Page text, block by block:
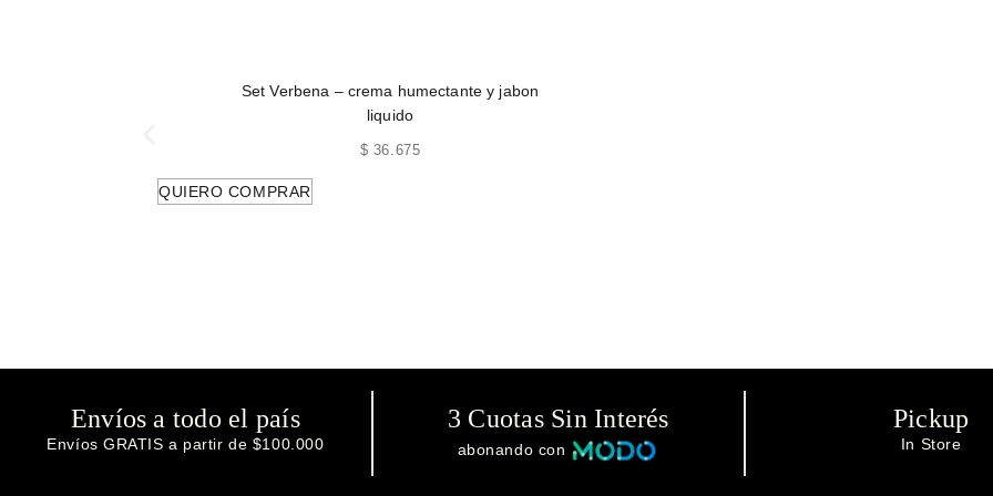
Set Verbena – crema humectante y jabon
liquido
$ 36.675
QUIERO COMPRAR
Envíos a todo el país
Envíos GRATIS a partir de $100.000
3 Cuotas Sin Interés
abonando con
Pickup
In Store